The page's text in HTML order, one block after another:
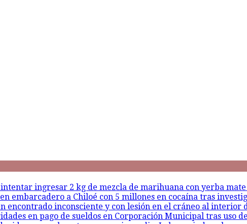
ingresar 2 kg de mezcla de marihuana con yerba
embarcadero a Chiloé con 5 millones en cocaína tras
encontrado inconsciente y con lesión en el cráneo al interior
en pago de sueldos en Corporación Municipal tras uso